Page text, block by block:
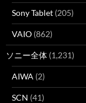
Sony Tablet (205)
VAIO (862)
ソニー全体 (1,231)
AIWA (2)
SCN (41)